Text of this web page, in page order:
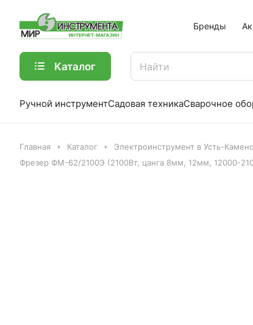
Бренды
Каталог
Ручной инструментСадовая техникаСварочное
Главная Каталог Электроинструмент в Усть-
Фрезер ФМ-62/2100Э (2100Вт, цанга 8мм, 12мм, 12000-